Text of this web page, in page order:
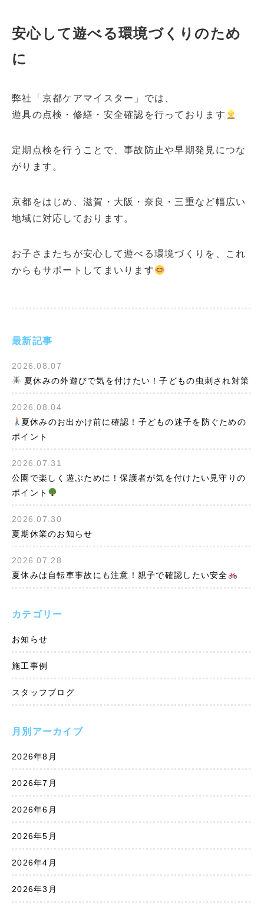
最新記事
2026.08.07
夏休みの外遊びで気を付けたい！子どもの虫刺され対策
2026.08.04
夏休みのお出かけ前に確認！子どもの迷子を防ぐための
ポイント
2026.07.31
公園で楽しく遊ぶために！保護者が気を付けたい見守りの
ポイント
2026.07.30
夏期休業のお知らせ
2026.07.28
夏休みは自転車事故にも注意！親子で確認したい安全
カテゴリー
お知らせ
施工事例
スタッフブログ
月別アーカイブ
2026年8月
2026年7月
2026年6月
2026年5月
2026年4月
2026年3月
安心して遊べる環境づくりのため
に
弊社「京都ケアマイスター」では、
遊具の点検・修繕・安全確認を行っております
定期点検を行うことで、事故防止や早期発見につな
がります。
京都をはじめ、滋賀・大阪・奈良・三重など幅広い
地域に対応しております。
お子さまたちが安心して遊べる環境づくりを、これ
からもサポートしてまいります